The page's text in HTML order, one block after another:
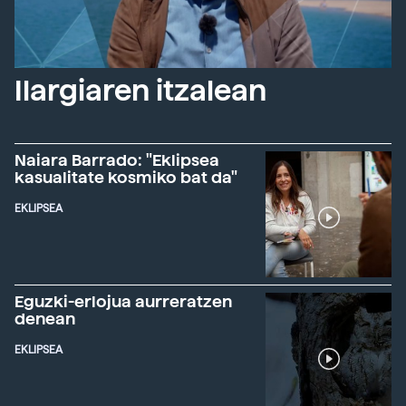
Ilargiaren itzalean
Naiara Barrado: "Eklipsea
kasualitate kosmiko bat da"
EKLIPSEA
Eguzki-erlojua aurreratzen
denean
EKLIPSEA